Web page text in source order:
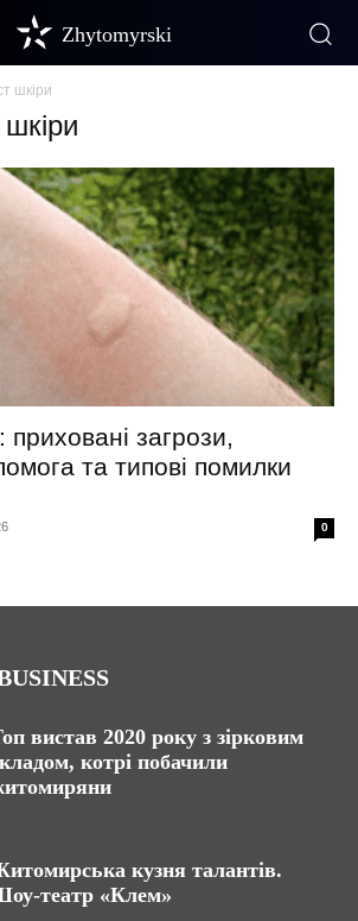
Zhytomyrski
шкіри
загрози,
та типові помилки
0
вистав 2020 року з зірковим
котрі побачили
кузня талантів.
театр «Клем»